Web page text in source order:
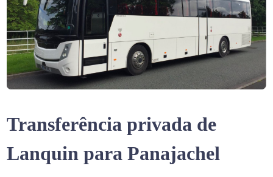
Transferência privada de
Lanquin para Panajachel